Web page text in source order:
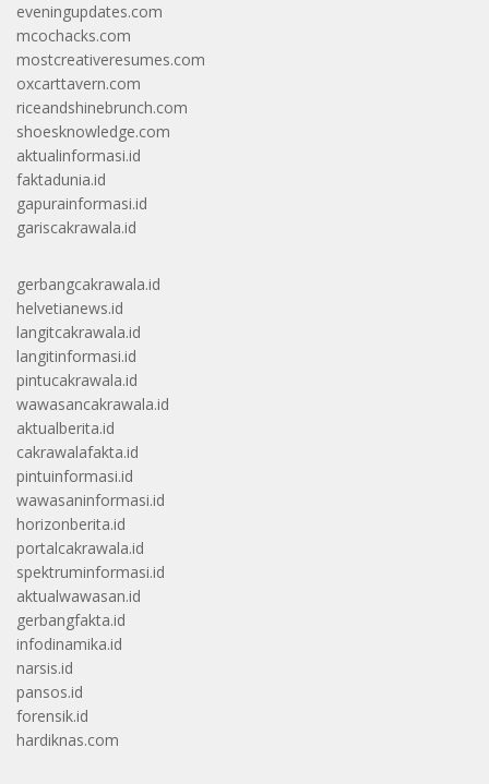
eveningupdates.com
mcochacks.com
mostcreativeresumes.com
oxcarttavern.com
riceandshinebrunch.com
shoesknowledge.com
aktualinformasi.id
faktadunia.id
gapurainformasi.id
gariscakrawala.id
gerbangcakrawala.id
helvetianews.id
langitcakrawala.id
langitinformasi.id
pintucakrawala.id
wawasancakrawala.id
aktualberita.id
cakrawalafakta.id
pintuinformasi.id
wawasaninformasi.id
horizonberita.id
portalcakrawala.id
spektruminformasi.id
aktualwawasan.id
gerbangfakta.id
infodinamika.id
narsis.id
pansos.id
forensik.id
hardiknas.com